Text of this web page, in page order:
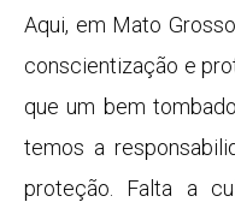
Aqui, em Mato
conscientização e
que um bem
temos a
proteção. Falta a